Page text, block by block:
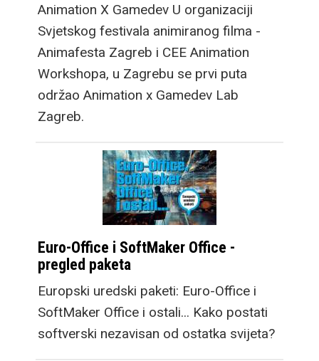
Animation X Gamedev U organizaciji
Svjetskog festivala animiranog filma -
Animafesta Zagreb i CEE Animation
Workshopa, u Zagrebu se prvi puta
održao Animation x Gamedev Lab
Zagreb.
Euro-Office i SoftMaker Office -
pregled paketa
Europski uredski paketi: Euro-Office i
SoftMaker Office i ostali... Kako postati
softverski nezavisan od ostatka svijeta?